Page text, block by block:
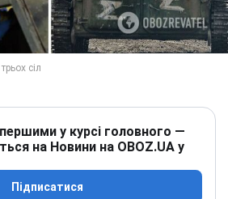
у курсі головного —
на Новини на OBOZ.UA у
Підписатися